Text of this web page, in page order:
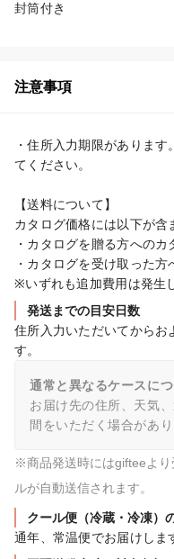
封筒付き
注意事項
・住所入力期限がありま
てください。
【送料について】
カタログ価格には以下が含
・カタログを贈る方への
・カタログを受け取った
※いずれも追加費用は発生
発送までの目安日数
住所入力いただいてからお
す。
通常と異なるケースに
お届け先の住所、天気
間をいただく場合があ
※商品発送時にはgifteeよ
ルが自動送信されます。
クール便（冷蔵・冷凍）
通年、常温便でお届けしま